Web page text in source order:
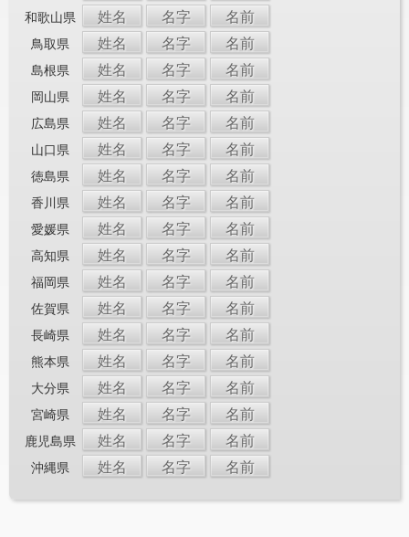
和歌山県 姓名 名字 名前
鳥取県 姓名 名字 名前
島根県 姓名 名字 名前
岡山県 姓名 名字 名前
広島県 姓名 名字 名前
山口県 姓名 名字 名前
徳島県 姓名 名字 名前
香川県 姓名 名字 名前
愛媛県 姓名 名字 名前
高知県 姓名 名字 名前
福岡県 姓名 名字 名前
佐賀県 姓名 名字 名前
長崎県 姓名 名字 名前
熊本県 姓名 名字 名前
大分県 姓名 名字 名前
宮崎県 姓名 名字 名前
鹿児島県 姓名 名字 名前
沖縄県 姓名 名字 名前